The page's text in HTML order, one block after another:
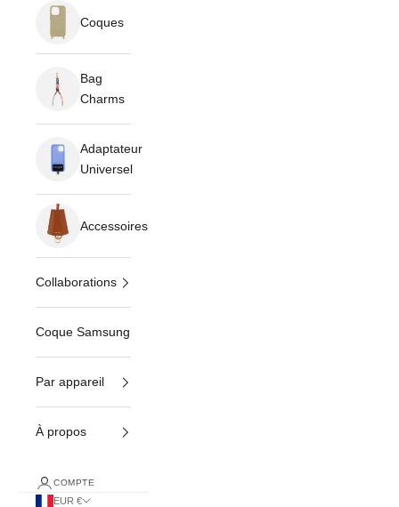
Coques
Bag
Charms
Adaptateur
Universel
Accessoires
Collaborations
Coque Samsung
Par appareil
À propos
COMPTE
EUR €